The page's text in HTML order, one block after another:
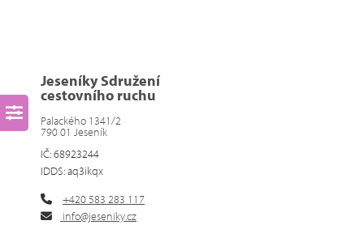
Jeseníky Sdružení
cestovního ruchu
Palackého 1341/2
790 01 Jeseník
IČ: 68923244
IDDS: aq3ikqx
+420 583 283 117
info@jeseniky.cz